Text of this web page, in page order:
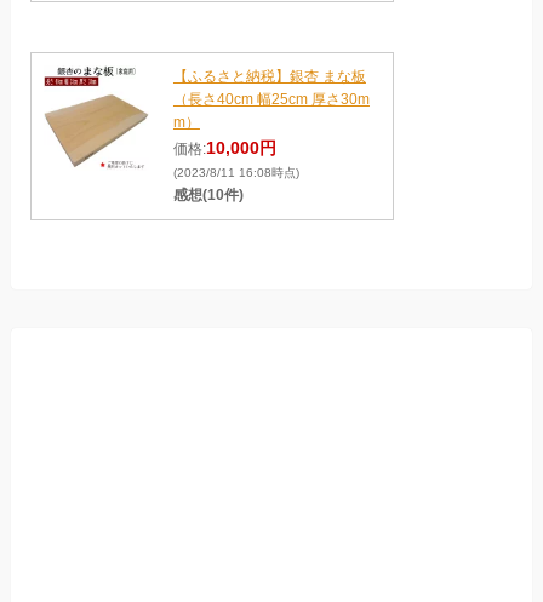
【ふるさと納税】銀杏 まな板
（長さ40cm 幅25cm 厚さ30m
m）
価格:10,000円
(2023/8/11 16:08時点)
感想(10件)